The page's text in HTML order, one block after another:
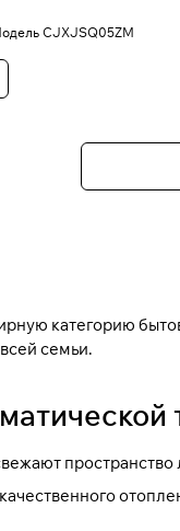
CJXJSQ05ZM
категорию
семьи.